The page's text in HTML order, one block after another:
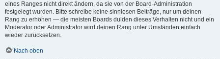
eines Ranges nicht direkt ändern, da sie von der Board-Administration
festgelegt wurden. Bitte schreibe keine sinnlosen Beiträge, nur um deinen
Rang zu erhöhen — die meisten Boards dulden dieses Verhalten nicht und ein
Moderator oder Administrator wird deinen Rang unter Umständen einfach
wieder zurücksetzen.
Nach oben